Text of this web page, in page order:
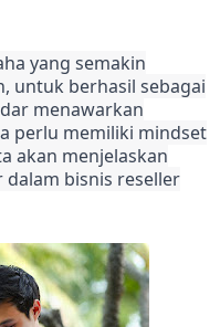
yang semakin
untuk berhasil sebagai
menawarkan
perlu memiliki mindset
akan menjelaskan
bisnis reseller